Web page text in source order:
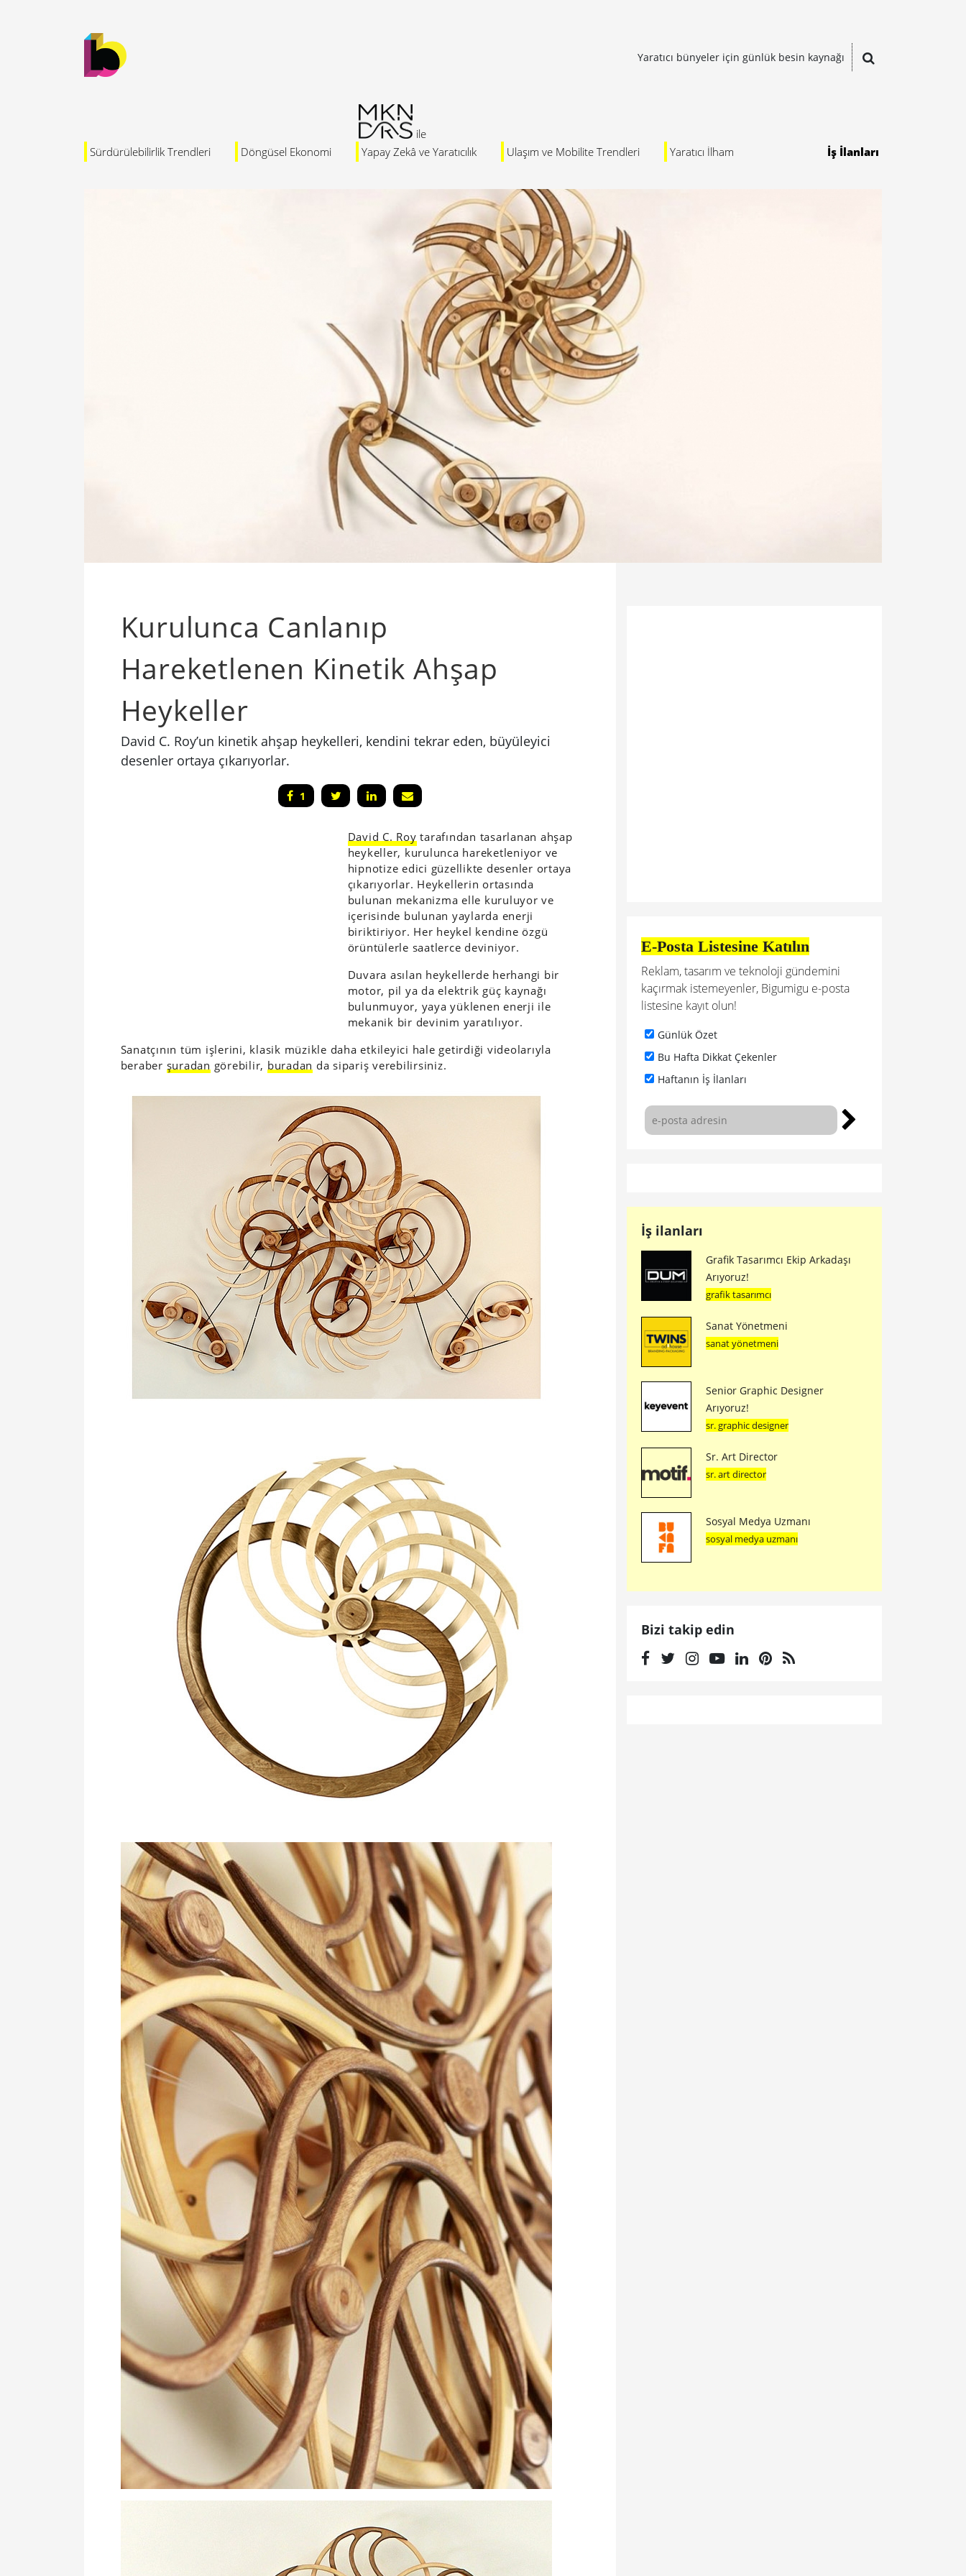
Yaratıcı bünyeler için günlük besin kaynağı
Sürdürülebilirlik Trendleri Döngüsel Ekonomi Yapay Zekâ ve Yaratıcılık Ulaşım ve Mobilite Trendleri Yaratıcı İlham İş İlanları
Kurulunca Canlanıp
Hareketlenen Kinetik Ahşap
Heykeller
David C. Roy’un kinetik ahşap heykelleri, kendini tekrar eden, büyüleyici
desenler ortaya çıkarıyorlar.
1
David C. Roy tarafından tasarlanan ahşap
heykeller, kurulunca hareketleniyor ve
hipnotize edici güzellikte desenler ortaya
çıkarıyorlar. Heykellerin ortasında
bulunan mekanizma elle kuruluyor ve
içerisinde bulunan yaylarda enerji
biriktiriyor. Her heykel kendine özgü
örüntülerle saatlerce deviniyor.
Duvara asılan heykellerde herhangi bir
motor, pil ya da elektrik güç kaynağı
bulunmuyor, yaya yüklenen enerji ile
mekanik bir devinim yaratılıyor.
Sanatçının tüm işlerini, klasik müzikle daha etkileyici hale getirdiği videolarıyla
beraber şuradan görebilir, buradan da sipariş verebilirsiniz.
E-Posta Listesine Katılın
Reklam, tasarım ve teknoloji gündemini
kaçırmak istemeyenler, Bigumigu e-posta
listesine kayıt olun!
Günlük Özet
Bu Hafta Dikkat Çekenler
Haftanın İş İlanları
İş ilanları
Grafik Tasarımcı Ekip Arkadaşı
Arıyoruz!
grafik tasarımcı
Sanat Yönetmeni
sanat yönetmeni
Senior Graphic Designer
Arıyoruz!
sr. graphic designer
Sr. Art Director
sr. art director
Sosyal Medya Uzmanı
sosyal medya uzmanı
Bizi takip edin